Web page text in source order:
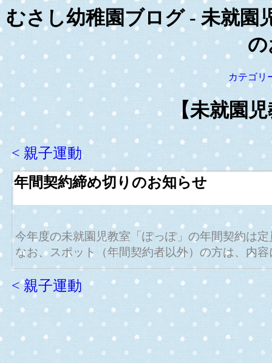
むさし幼稚園ブログ - 未就園
カテゴリ
【未就園
< 親子運動
年間契約締め切りのお知らせ
今年度の未就園児教室「ぽっぽ」の年間契約は
なお、スポット（年間契約者以外）の方は、内
< 親子運動